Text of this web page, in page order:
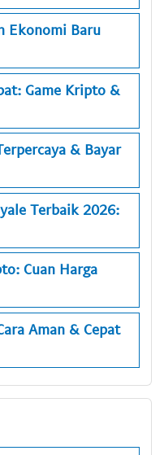
Ekonomi Baru
Game Kripto &
& Bayar
Terbaik 2026:
Cuan Harga
Aman & Cepat